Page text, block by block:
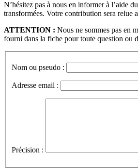
N’hésitez pas à nous en informer à l’aide
transformées. Votre contribution sera relue
ATTENTION : Nous ne sommes pas en
fourni dans la fiche pour toute question ou
Nom ou pseudo :
Adresse email :
Précision :